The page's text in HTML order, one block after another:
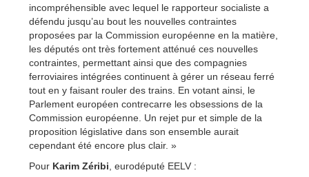
incompréhensible avec lequel le rapporteur socialiste a
défendu jusqu’au bout les nouvelles contraintes
proposées par la Commission européenne en la matière,
les députés ont très fortement atténué ces nouvelles
contraintes, permettant ainsi que des compagnies
ferroviaires intégrées continuent à gérer un réseau ferré
tout en y faisant rouler des trains. En votant ainsi, le
Parlement européen contrecarre les obsessions de la
Commission européenne. Un rejet pur et simple de la
proposition législative dans son ensemble aurait
cependant été encore plus clair. »
Pour Karim Zéribi , eurodéputé EELV :